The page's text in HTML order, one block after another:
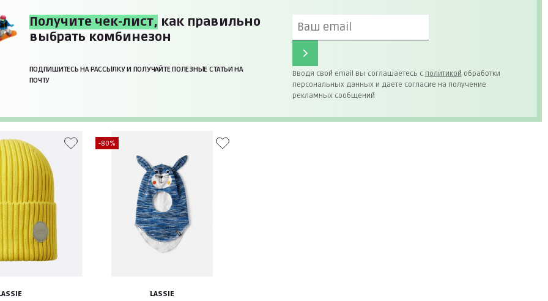
Получите чек-лист, как правильно
выбрать комбинезон
ПОДПИШИТЕСЬ НА РАССЫЛКУ И ПОЛУЧАЙТЕ ПОЛЕЗНЫЕ СТАТЬИ НА
ПОЧТУ
Вводя свой email вы соглашаетесь с политикой обработки
персональных данных и даете согласие на получение
рекламных сообщений
-80%
LASSIE